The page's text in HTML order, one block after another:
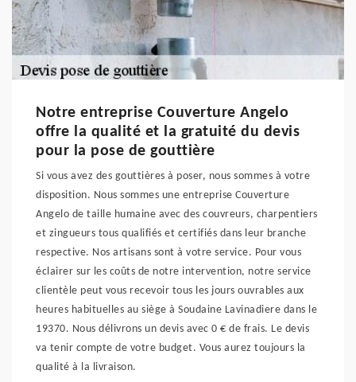
Notre entreprise Couverture Angelo
offre la qualité et la gratuité du devis
pour la pose de gouttière
Si vous avez des gouttières à poser, nous sommes à votre
disposition. Nous sommes une entreprise Couverture
Angelo de taille humaine avec des couvreurs, charpentiers
et zingueurs tous qualifiés et certifiés dans leur branche
respective. Nos artisans sont à votre service. Pour vous
éclairer sur les coûts de notre intervention, notre service
clientèle peut vous recevoir tous les jours ouvrables aux
heures habituelles au siège à Soudaine Lavinadiere dans le
19370. Nous délivrons un devis avec 0 € de frais. Le devis
va tenir compte de votre budget. Vous aurez toujours la
qualité à la livraison.